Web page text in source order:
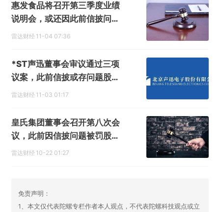
惠发食品将召开第三季度业绩
说明会，或还因此前信披问题
遭索赔
雷达财经 11-04 07:36
*ST声迅董事会审议通过三项
议案，此前信披或存问题股民
可索赔
雷达财经 11-03 01:17
皇氏集团董事会召开第八次会
议，此前因信披问题被罚股民
可索赔
雷达财经 10-22 01:27
免责声明：
1、本文仅代表陀螺专栏作者本人观点，不代表陀螺科技观点或立